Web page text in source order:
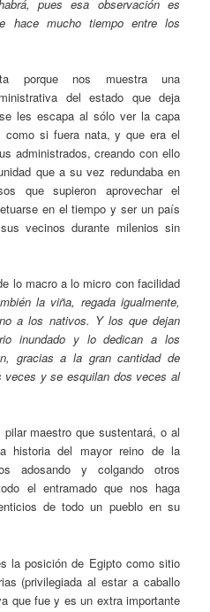
pues esa observación es
hace mucho tiempo entre los
porque nos muestra una
del estado que deja
les escapa al sólo ver la capa
como si fuera nata, y que era el
administrados, creando con ello
que a su vez redundaba en
que supieron aprovechar el
en el tiempo y ser un país
vecinos durante milenios sin
lo macro a lo micro con facilidad
la viña, regada igualmente,
a los nativos. Y los que dejan
inundado y lo dedican a los
gracias a la gran cantidad de
veces y se esquilan dos veces al
maestro que sustentará, o al
historia del mayor reino de la
adosando y colgando otros
el entramado que nos haga
de todo un pueblo en su
la posición de Egipto como sitio
(privilegiada al estar a caballo
que fue y es un extra importante